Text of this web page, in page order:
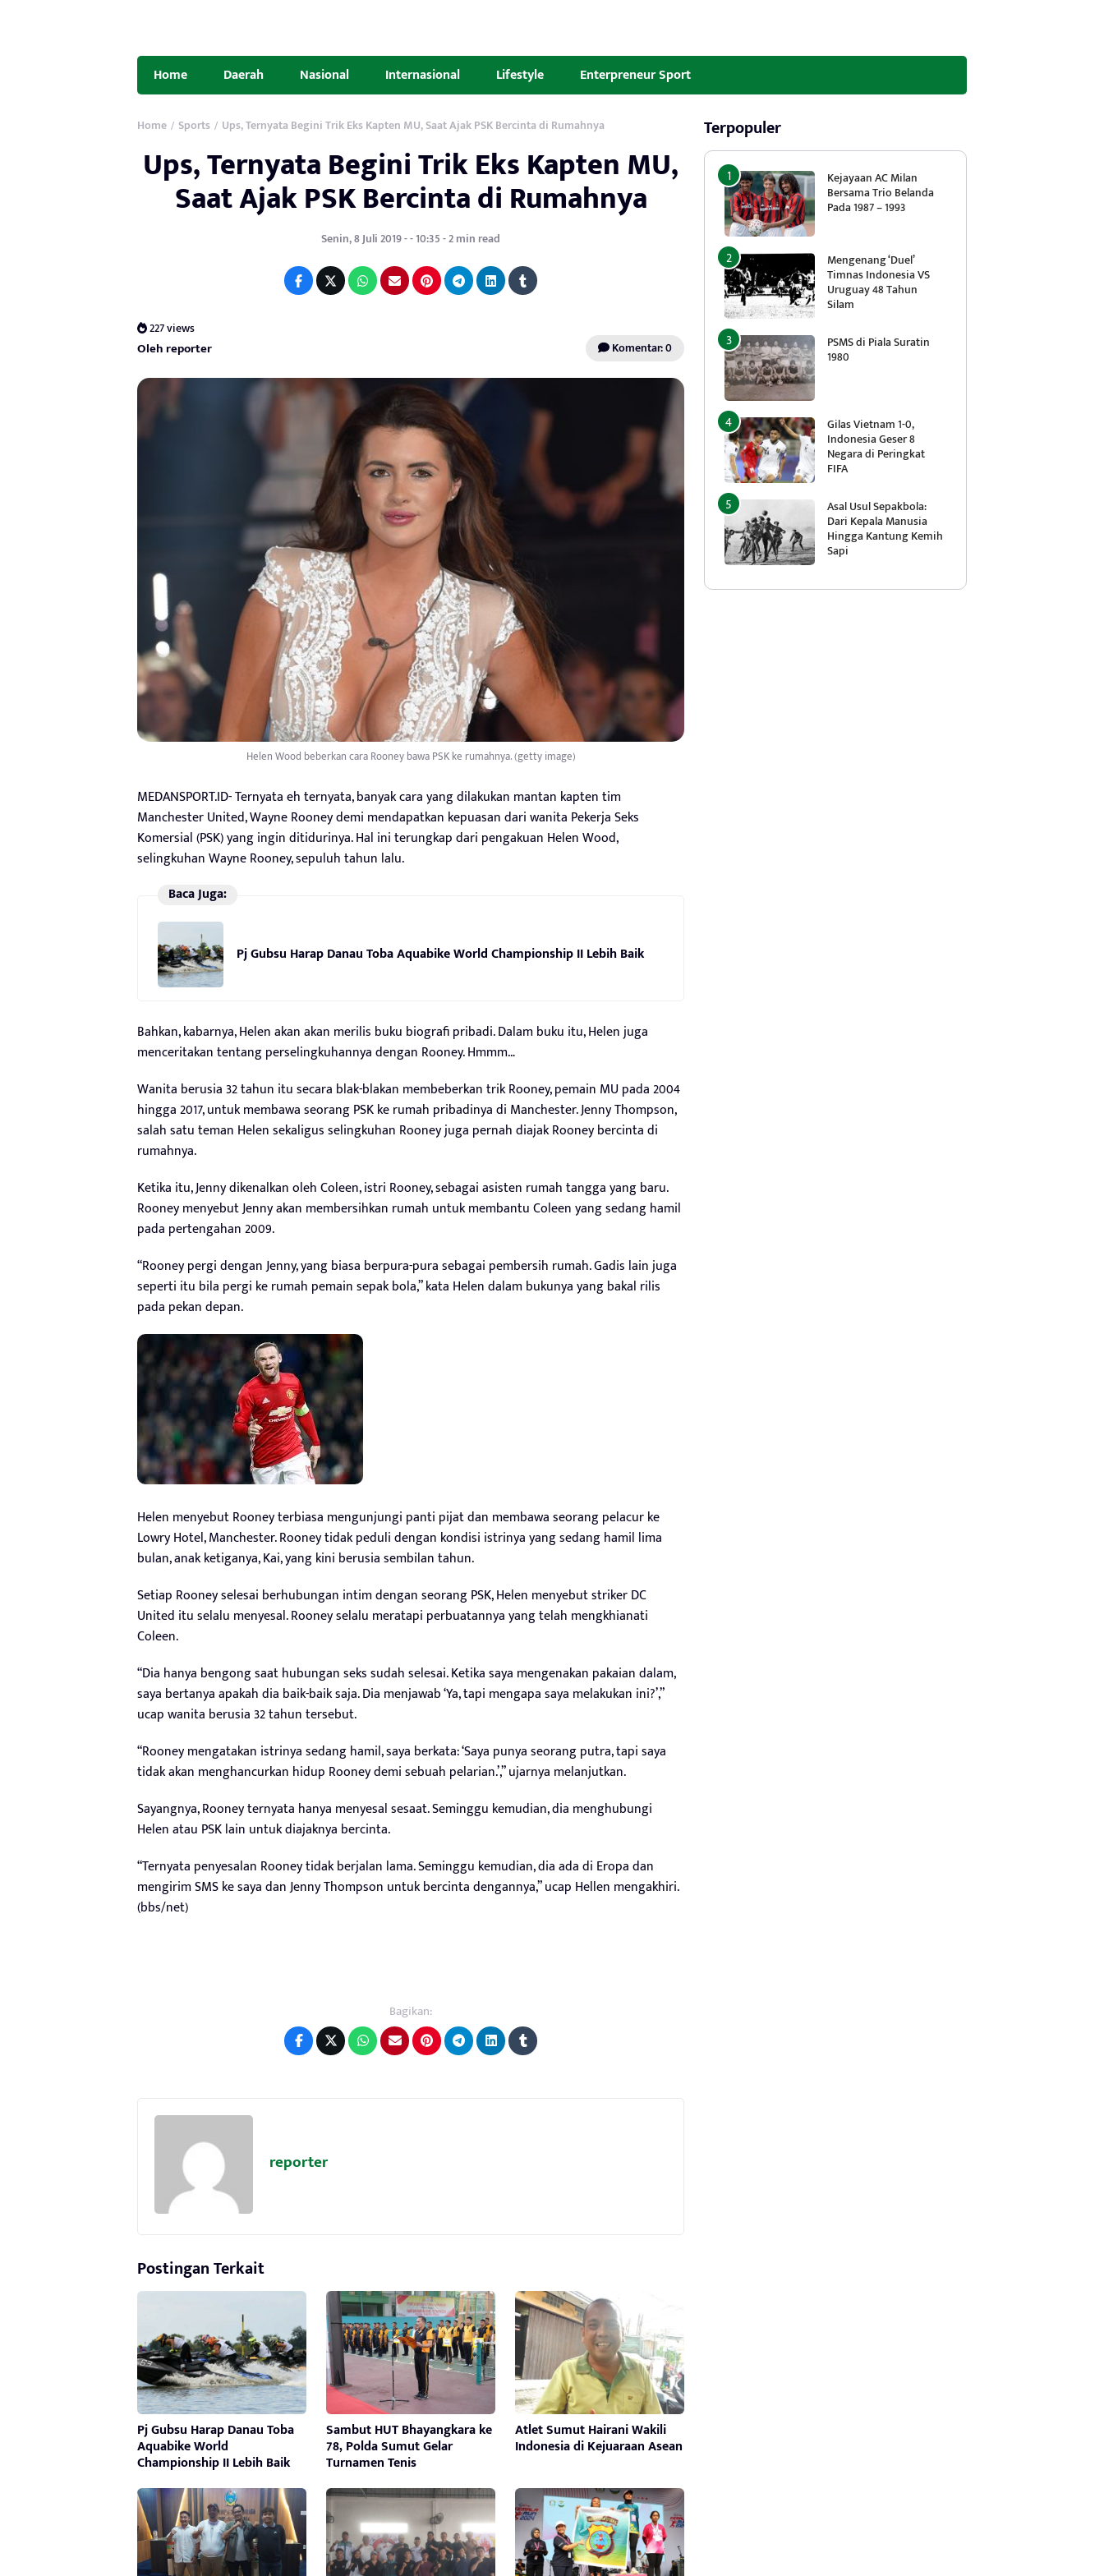
Home Daerah Nasional Internasional Lifestyle Enterpreneur Sport
Home / Sports / Ups, Ternyata Begini Trik Eks Kapten MU, Saat Ajak PSK Bercinta di Rumahnya
Ups, Ternyata Begini Trik Eks Kapten MU,
Saat Ajak PSK Bercinta di Rumahnya
Senin, 8 Juli 2019 - - 10:35 - 2 min read
227 views
Oleh reporter Komentar: 0
Helen Wood beberkan cara Rooney bawa PSK ke rumahnya. (getty image)
MEDANSPORT.ID- Ternyata eh ternyata, banyak cara yang dilakukan mantan kapten tim
Manchester United, Wayne Rooney demi mendapatkan kepuasan dari wanita Pekerja Seks
Komersial (PSK) yang ingin ditidurinya. Hal ini terungkap dari pengakuan Helen Wood,
selingkuhan Wayne Rooney, sepuluh tahun lalu.
Baca Juga:
Pj Gubsu Harap Danau Toba Aquabike World Championship II Lebih Baik
Bahkan, kabarnya, Helen akan akan merilis buku biografi pribadi. Dalam buku itu, Helen juga
menceritakan tentang perselingkuhannya dengan Rooney. Hmmm…
Wanita berusia 32 tahun itu secara blak-blakan membeberkan trik Rooney, pemain MU pada 2004
hingga 2017, untuk membawa seorang PSK ke rumah pribadinya di Manchester. Jenny Thompson,
salah satu teman Helen sekaligus selingkuhan Rooney juga pernah diajak Rooney bercinta di
rumahnya.
Ketika itu, Jenny dikenalkan oleh Coleen, istri Rooney, sebagai asisten rumah tangga yang baru.
Rooney menyebut Jenny akan membersihkan rumah untuk membantu Coleen yang sedang hamil
pada pertengahan 2009.
“Rooney pergi dengan Jenny, yang biasa berpura-pura sebagai pembersih rumah. Gadis lain juga
seperti itu bila pergi ke rumah pemain sepak bola,” kata Helen dalam bukunya yang bakal rilis
pada pekan depan.
Helen menyebut Rooney terbiasa mengunjungi panti pijat dan membawa seorang pelacur ke
Lowry Hotel, Manchester. Rooney tidak peduli dengan kondisi istrinya yang sedang hamil lima
bulan, anak ketiganya, Kai, yang kini berusia sembilan tahun.
Setiap Rooney selesai berhubungan intim dengan seorang PSK, Helen menyebut striker DC
United itu selalu menyesal. Rooney selalu meratapi perbuatannya yang telah mengkhianati
Coleen.
“Dia hanya bengong saat hubungan seks sudah selesai. Ketika saya mengenakan pakaian dalam,
saya bertanya apakah dia baik-baik saja. Dia menjawab ‘Ya, tapi mengapa saya melakukan ini?’,”
ucap wanita berusia 32 tahun tersebut.
“Rooney mengatakan istrinya sedang hamil, saya berkata: ‘Saya punya seorang putra, tapi saya
tidak akan menghancurkan hidup Rooney demi sebuah pelarian.’,” ujarnya melanjutkan.
Sayangnya, Rooney ternyata hanya menyesal sesaat. Seminggu kemudian, dia menghubungi
Helen atau PSK lain untuk diajaknya bercinta.
“Ternyata penyesalan Rooney tidak berjalan lama. Seminggu kemudian, dia ada di Eropa dan
mengirim SMS ke saya dan Jenny Thompson untuk bercinta dengannya,” ucap Hellen mengakhiri.
(bbs/net)
Bagikan:
reporter
Postingan Terkait
Pj Gubsu Harap Danau Toba
Aquabike World
Championship II Lebih Baik
Sambut HUT Bhayangkara ke
78, Polda Sumut Gelar
Turnamen Tenis
Atlet Sumut Hairani Wakili
Indonesia di Kejuaraan Asean
Terpopuler
Kejayaan AC Milan
Bersama Trio Belanda
Pada 1987 – 1993
Mengenang ‘Duel’
Timnas Indonesia VS
Uruguay 48 Tahun
Silam
PSMS di Piala Suratin
1980
Gilas Vietnam 1-0,
Indonesia Geser 8
Negara di Peringkat
FIFA
Asal Usul Sepakbola:
Dari Kepala Manusia
Hingga Kantung Kemih
Sapi